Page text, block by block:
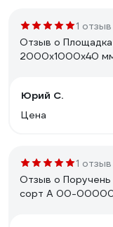
1 отзыв
Отзыв о
2000x1000x40
Юрий С.
Цена
1 отзыв
Отзыв о
сорт А 00-